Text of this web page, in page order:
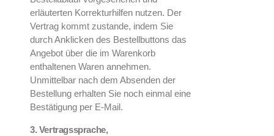
erläuterten Korrekturhilfen nutzen. Der
Vertrag kommt zustande, indem Sie
durch Anklicken des Bestellbuttons das
Angebot über die im Warenkorb
enthaltenen Waren annehmen.
Unmittelbar nach dem Absenden der
Bestellung erhalten Sie noch einmal eine
Bestätigung per E-Mail.
3. Vertragssprache,